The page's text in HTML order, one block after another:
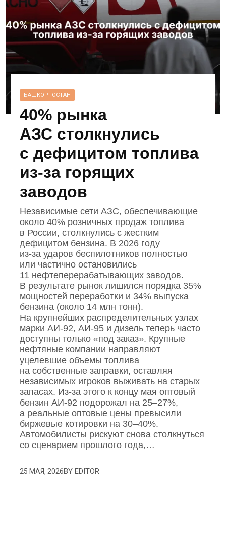
БАШКОРТОСТАН
40% рынка
АЗС столкнулись
с дефицитом топлива
из‑за горящих
заводов
Независимые сети АЗС, обеспечивающие
около 40% розничных продаж топлива
в России, столкнулись с жестким
дефицитом бензина. В 2026 году
из‑за ударов беспилотников полностью
или частично остановились
11 нефтеперерабатывающих заводов.
В результате рынок лишился порядка 35%
мощностей переработки и 34% выпуска
бензина (около 14 млн тонн).
На крупнейших распределительных узлах
марки АИ‑92, АИ‑95 и дизель теперь часто
доступны только «под заказ». Крупные
нефтяные компании направляют
уцелевшие объемы топлива
на собственные заправки, оставляя
независимых игроков выживать на старых
запасах. Из‑за этого к концу мая оптовый
бензин АИ‑92 подорожал на 25–27%,
а реальные оптовые цены превысили
биржевые котировки на 30–40%.
Автомобилисты рискуют снова столкнуться
со сценарием прошлого года,…
25 МАЯ, 2026BYEDITOR